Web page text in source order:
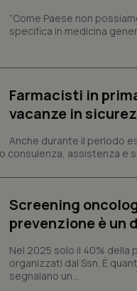
“Come Paese non
specifica in medicina
Farmacisti in
vacanze in
Anche durante il periodo
consulenza, assistenza e
Screening
prevenzione è un
Nel 2025 solo il 40% della
organizzati dal Ssn. È
segnalano un...
tracking-sites-
session-id